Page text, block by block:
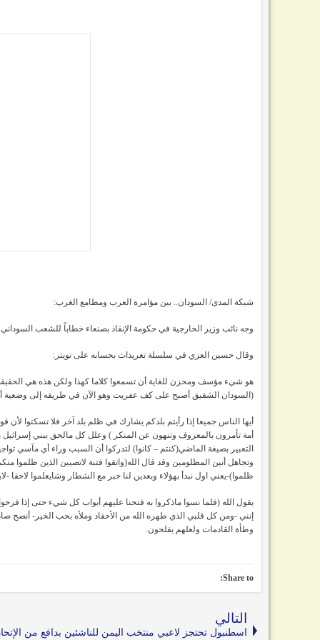
شبكة المدى/ السودان.. بين مؤامرة العرب ومطامع الغرب:
وجه نائب وزير الخارجية في حكومة الإنقاذ بصنعاء خطاباً للشعب
وقال حسين العزي في سلسلة تغريدات بحسابه على تويتر:
هو شيء مؤسف ومحزن للغاية أن تسمعوا كلاما كهذا ولكن هذه هي
(السودان الشقيق أصبح على كف عفريت وهو الآن في طريقه إلى وضعية
أيها الناس جميعا إذا رأيتم بلدكم يشارك في ظلم بلد آخر فلا تسكتوا
أمة تأمرون بالمعروف وتنهون عن المنكر ) وعلل كل مالحق ببني إسرائيل
التعبير بصيغة الماضي(كنتم – كانوا) لتدركوا أن السبب وراء أي مآسي
وتجاهل أنين المظلومين وقد قال الله(واتقوا فتنة لاتصيبن الذين ظلموا
ظلموا)-يعني اول نبدأ بهؤلاء وبعدين لنا خبر مع الشطار وشايعلموا لاحقا
يقول الله (فلما نسوا ماذكروا به فتحنا عليهم أبواب كل شيء حتى إذا
إنني -ومن كل قلبي الذي طهره الله من الأحقاد وملأه بحب الخير- أنصح
وطأة القادمات ولعلهم يفلحون.
Share to:
التالي
اسطنبول تحتجز لاعبي منتخب اليمن للناشئين بدافع من